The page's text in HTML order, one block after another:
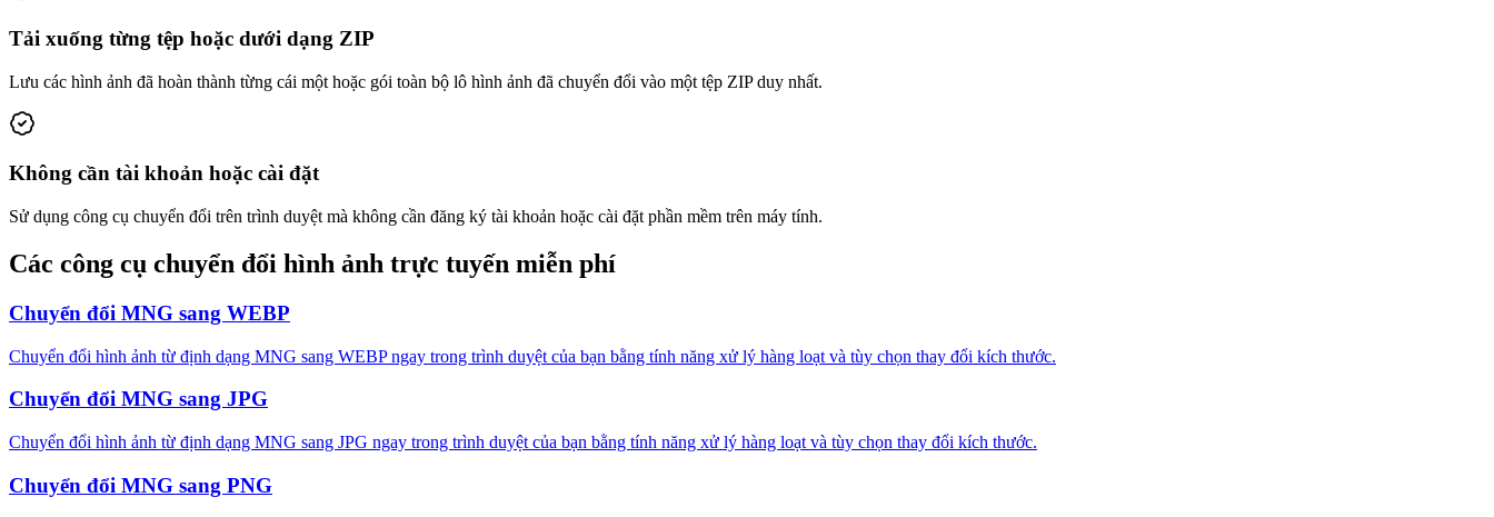
Tải xuống từng tệp hoặc dưới dạng ZIP
Lưu các hình ảnh đã hoàn thành từng cái một hoặc gói toàn bộ lô hình ảnh đã chuyển đổi vào một tệp ZIP duy nhất.
Không cần tài khoản hoặc cài đặt
Sử dụng công cụ chuyển đổi trên trình duyệt mà không cần đăng ký tài khoản hoặc cài đặt phần mềm trên máy tính.
Các công cụ chuyển đổi hình ảnh trực tuyến miễn phí
Chuyển đổi MNG sang WEBP
Chuyển đổi hình ảnh từ định dạng MNG sang WEBP ngay trong trình duyệt của bạn bằng tính năng xử lý hàng loạt và tùy chọn thay đổi kích thước.
Chuyển đổi MNG sang JPG
Chuyển đổi hình ảnh từ định dạng MNG sang JPG ngay trong trình duyệt của bạn bằng tính năng xử lý hàng loạt và tùy chọn thay đổi kích thước.
Chuyển đổi MNG sang PNG